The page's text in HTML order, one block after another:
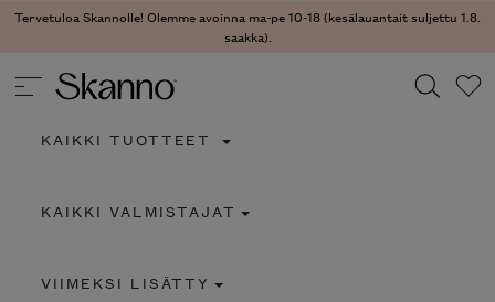
Tervetuloa Skannolle! Olemme avoinna ma-pe 10-18 (kesälauantait suljettu 1.8.
saakka).
Type 2 or more characters for results.
KAIKKI TUOTTEET
KAIKKI VALMISTAJAT
VIIMEKSI LISÄTTY